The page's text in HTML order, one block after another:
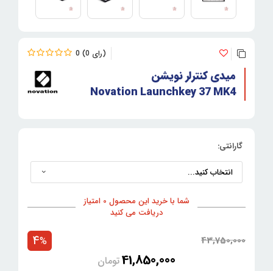
0 0
میدی کنترلر نویشن
Novation Launchkey 37 MK4
گارانتی:
شما با خرید این محصول 0 امتیاز
دریافت می کنید
43,750,000
41,850,000تومان
4%